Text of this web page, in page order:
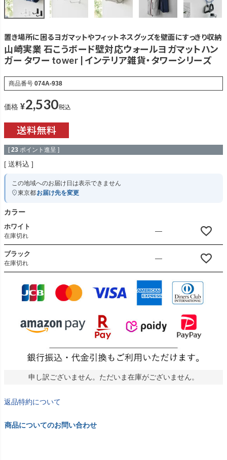
置き場所に困るヨガマットやフィットネスグッズを壁面にすっきり収納
山崎実業 石こうボード壁対応ウォールヨガマットハン
ガー タワー tower | インテリア雑貨・タワーシリーズ
商品番号 074A-938
価格 ¥2,530税込
[ 23 ポイント進呈 ]
送料込
この地域へのお届け日は表示できません
東京都お届け先を変更
カラー
ホワイト
在庫切れ
—
ブラック
在庫切れ
—
申し訳ございません。ただいま在庫がございません。
返品特約について
商品についてのお問い合わせ